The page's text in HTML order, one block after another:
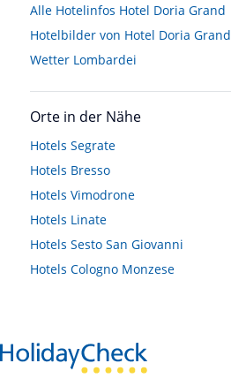
Alle Hotelinfos Hotel Doria Grand
Hotelbilder von Hotel Doria Grand
Wetter Lombardei
Orte in der Nähe
Hotels Segrate
Hotels Bresso
Hotels Vimodrone
Hotels Linate
Hotels Sesto San Giovanni
Hotels Cologno Monzese